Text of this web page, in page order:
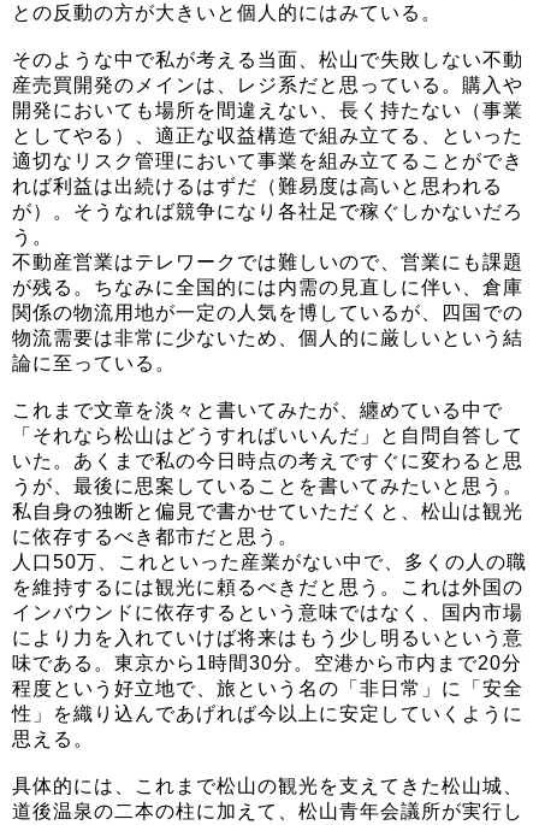
との反動の方が大きいと個人的にはみている。
そのような中で私が考える当面、松山で失敗しない不動
産売買開発のメインは、レジ系だと思っている。購入や
開発においても場所を間違えない、長く持たない（事業
としてやる）、適正な収益構造で組み立てる、といった
適切なリスク管理において事業を組み立てることができ
れば利益は出続けるはずだ（難易度は高いと思われる
が）。そうなれば競争になり各社足で稼ぐしかないだろ
う。
不動産営業はテレワークでは難しいので、営業にも課題
が残る。ちなみに全国的には内需の見直しに伴い、倉庫
関係の物流用地が一定の人気を博しているが、四国での
物流需要は非常に少ないため、個人的に厳しいという結
論に至っている。
これまで文章を淡々と書いてみたが、纏めている中で
「それなら松山はどうすればいいんだ」と自問自答して
いた。あくまで私の今日時点の考えですぐに変わると思
うが、最後に思案していることを書いてみたいと思う。
私自身の独断と偏見で書かせていただくと、松山は観光
に依存するべき都市だと思う。
人口50万、これといった産業がない中で、多くの人の職
を維持するには観光に頼るべきだと思う。これは外国の
インバウンドに依存するという意味ではなく、国内市場
により力を入れていけば将来はもう少し明るいという意
味である。東京から1時間30分。空港から市内まで20分
程度という好立地で、旅という名の「非日常」に「安全
性」を織り込んであげれば今以上に安定していくように
思える。
具体的には、これまで松山の観光を支えてきた松山城、
道後温泉の二本の柱に加えて、松山青年会議所が実行し